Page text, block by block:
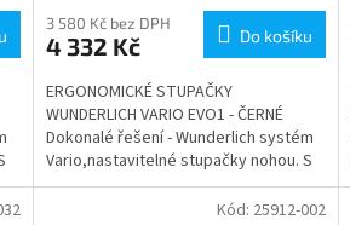
3 580 Kč bez DPH
4 332 Kč Do košíku
ERGONOMICKÉ STUPAČKY
WUNDERLICH VARIO EVO1 - ČERNÉ
Dokonalé řešení - Wunderlich systém
Vario,nastavitelné stupačky nohou. S
rozsahem nastavení o průměru až 100
Kód: 25912-002